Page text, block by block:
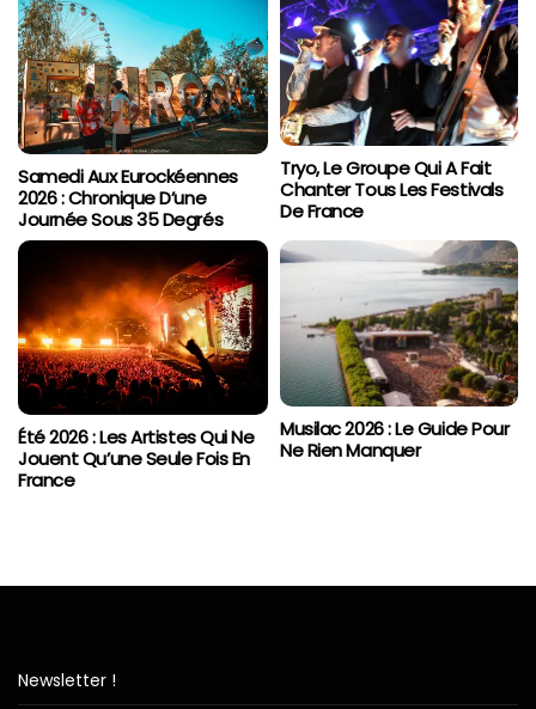
Samedi Aux Eurockéennes
2026 : Chronique D’une
Journée Sous 35 Degrés
Tryo, Le Groupe Qui A Fait
Chanter Tous Les Festivals
De France
Été 2026 : Les Artistes Qui Ne
Jouent Qu’une Seule Fois En
France
Musilac 2026 : Le Guide Pour
Ne Rien Manquer
Newsletter !